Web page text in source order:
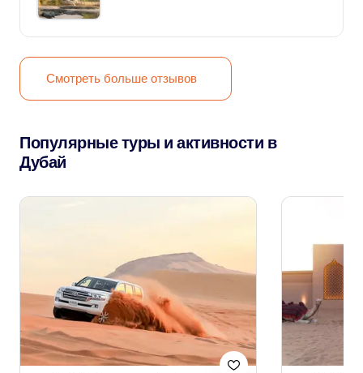
Смотреть больше отзывов
Популярные туры и активности в
Дубай